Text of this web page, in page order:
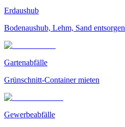
Erdaushub
Bodenaushub, Lehm, Sand entsorgen
Gartenabfälle
Grünschnitt-Container mieten
Gewerbeabfälle